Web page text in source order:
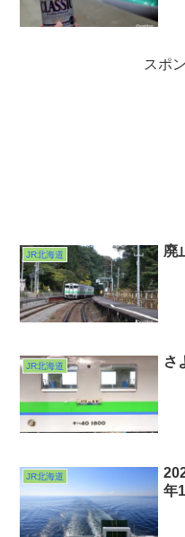
スポ
JR北海道 廃
JR北海道 さ
JR北海道
年